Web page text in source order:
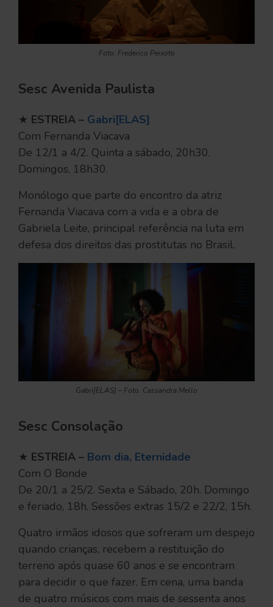
Foto: Frederico Peixoto
Sesc Avenida Paulista
★ ESTREIA – Gabri[ELAS]
Com Fernanda Viacava
De 12/1 a 4/2. Quinta a sábado, 20h30.
Domingos, 18h30.
Monólogo que parte do encontro da atriz
Fernanda Viacava com a vida e a obra de
Gabriela Leite, principal referência na luta em
defesa dos direitos das prostitutas no Brasil.
Gabri[ELAS] – Foto: Cassandra Mello
Sesc Consolação
★ ESTREIA – Bom dia, Eternidade
Com O Bonde
De 20/1 a 25/2. Sexta e Sábado, 20h. Domingo
e feriado, 18h. Sessões extras 15/2 e 22/2, 15h.
Quatro irmãos idosos que sofreram um despejo
quando crianças, recebem a restituição do
terreno após quase 60 anos e se encontram
para decidir o que fazer. Em cena, uma banda
de quatro músicos com mais de sessenta anos